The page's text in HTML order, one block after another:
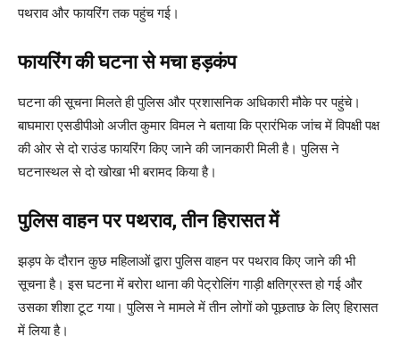
पथराव और फायरिंग तक पहुंच गई।
फायरिंग की घटना से मचा हड़कंप
घटना की सूचना मिलते ही पुलिस और प्रशासनिक अधिकारी मौके पर पहुंचे।
बाघमारा एसडीपीओ अजीत कुमार विमल ने बताया कि प्रारंभिक जांच में विपक्षी पक्ष
की ओर से दो राउंड फायरिंग किए जाने की जानकारी मिली है। पुलिस ने
घटनास्थल से दो खोखा भी बरामद किया है।
पुलिस वाहन पर पथराव, तीन हिरासत में
झड़प के दौरान कुछ महिलाओं द्वारा पुलिस वाहन पर पथराव किए जाने की भी
सूचना है। इस घटना में बरोरा थाना की पेट्रोलिंग गाड़ी क्षतिग्रस्त हो गई और
उसका शीशा टूट गया। पुलिस ने मामले में तीन लोगों को पूछताछ के लिए हिरासत
में लिया है।